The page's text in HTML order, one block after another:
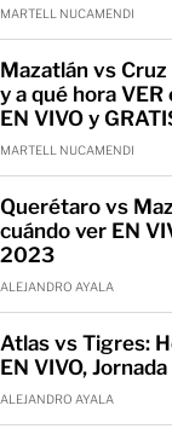
MARTELL NUCAMENDI
Mazatlán vs
y a qué hora
EN VIVO y
MARTELL NUCAMENDI
Querétaro vs
cuándo ver EN
2023
ALEJANDRO AYALA
Atlas vs Tigres:
EN VIVO,
ALEJANDRO AYALA